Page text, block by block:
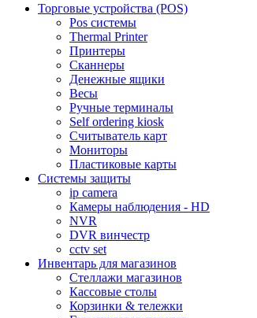
Торговые устройства (POS)
Pos системы
Thermal Printer
Принтеры
Сканнеры
Денежные ящики
Весы
Ручные терминалы
Self ordering kiosk
Считыватель карт
Мониторы
Пластиковые карты
Cистемы защиты
ip camera
Камеры наблюдения - HD
NVR
DVR винчестр
cctv set
Инвентарь для магазинов
Стеллажи магазинов
Кассовые столы
Корзинки & тележки